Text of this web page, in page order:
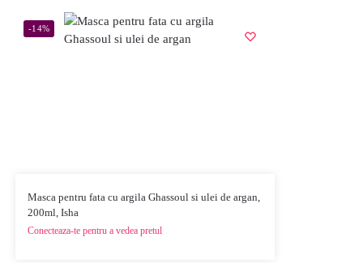
-14%
Masca pentru fata cu argila Ghassoul si ulei de argan,
200ml, Isha
Conecteaza-te pentru a vedea pretul